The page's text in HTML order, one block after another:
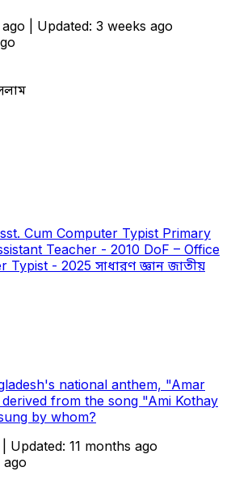
| Updated: 3 weeks ago
Cum Computer Typist Primary
Teacher - 2010 DoF – Office
Typist - 2025 সাধারণ জ্ঞানজাতীয়
national anthem, "Amar
from the song "Ami Kothay
by whom?
Updated: 11 months ago
ago